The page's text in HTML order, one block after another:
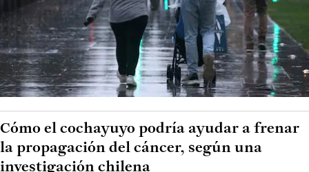
Cómo el cochayuyo podría ayudar a frenar
la propagación del cáncer, según una
investigación chilena